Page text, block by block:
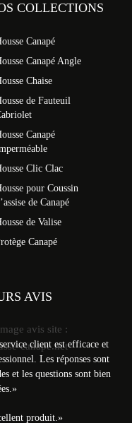
COLLECTIONS
Canapé
Canapé Angle
Chaise
de Fauteuil
Canapé
Clic Clac
pour Coussin
de Canapé
de Valise
Canapé
AVIS
client est efficace et
Les réponses sont
et les questions sont bien
»
produit. »